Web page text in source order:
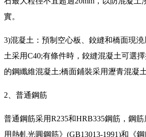
實。
3)混凝土：預制空心板、鉸縫和橋面現澆
土采用C40;有條件時，鉸縫混凝土可選
的鋼纖維混凝土;橋面鋪裝采用瀝青混凝土
2、普通鋼筋
普通鋼筋采用R235和HRB335鋼筋，鋼
用熱軋光圓鋼筋》(GB13013-1991)和《